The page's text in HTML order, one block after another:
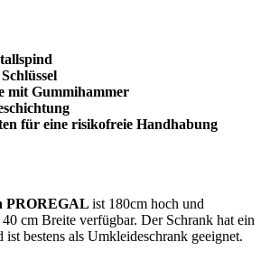
mit Gummihammer
für eine risikofreie Handhabung
PROREGAL ist 180cm hoch und
cm Breite verfügbar. Der Schrank hat ein
ist bestens als Umkleideschrank geeignet.